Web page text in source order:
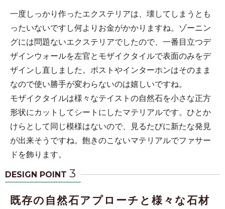
一度しっかり作ったエクステリアは、壊してしまうとも
ったいないですし何よりお金がかかりますね。ゾーニン
グには問題ないエクステリアでしたので、一番目立つデ
ザインウォールを左官とモザイクタイルで表面のみをデ
ザインし直しました。ポストやインターホンはそのまま
なので使い勝手が変わらないのは嬉しいですね。
モザイクタイルは様々なテイストの自然石を小さな正方
形状にカットしてシートにしたマテリアルです。ひとか
けらとして同じ模様はないので、見るたびに新たな発見
が出来そうですね。飽きのこないマテリアルでファサー
ドを飾ります。
DESIGN POINT 3
既存の自然石アプローチと様々な石材